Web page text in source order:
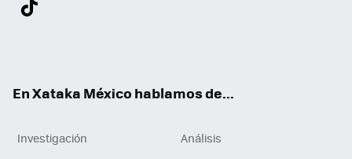
En Xataka México hablamos de...
Investigación
Análisis